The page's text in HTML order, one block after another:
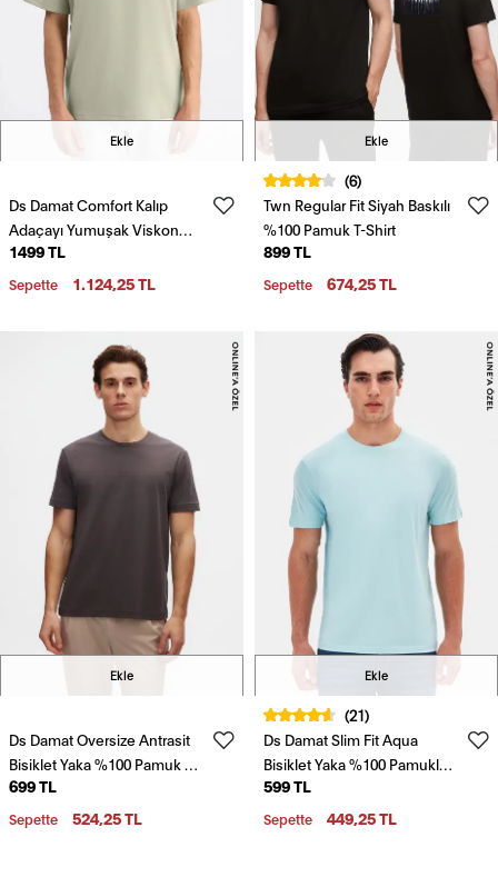
Ekle
Ds Damat Comfort Kalıp
Adaçayı Yumuşak Viskon
Karışımlı Rahat Bisiklet Yaka
Tişört
1499 TL
Sepette 1.124,25 TL
Ekle
(6)
Twn Regular Fit Siyah Baskılı
%100 Pamuk T-Shirt
899 TL
Sepette 674,25 TL
Ekle
Ds Damat Oversize Antrasit
Bisiklet Yaka %100 Pamuk T-
Shirt
699 TL
Sepette 524,25 TL
Ekle
(21)
Ds Damat Slim Fit Aqua
Bisiklet Yaka %100 Pamuklu
Nefes Alabilen T-Shirt
599 TL
Sepette 449,25 TL